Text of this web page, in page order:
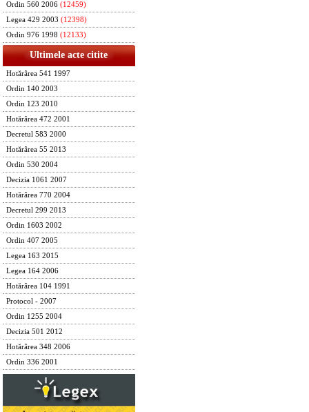
Ordin 560 2006 (12459)
Legea 429 2003 (12398)
Ordin 976 1998 (12133)
Ultimele acte citite
Hotărârea 541 1997
Ordin 140 2003
Ordin 123 2010
Hotărârea 472 2001
Decretul 583 2000
Hotărârea 55 2013
Ordin 530 2004
Decizia 1061 2007
Hotărârea 770 2004
Decretul 299 2013
Ordin 1603 2002
Ordin 407 2005
Legea 163 2015
Legea 164 2006
Hotărârea 104 1991
Protocol - 2007
Ordin 1255 2004
Decizia 501 2012
Hotărârea 348 2006
Ordin 336 2001